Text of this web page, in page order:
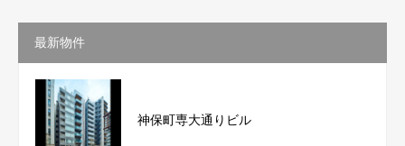
最新物件
神保町専大通りビル